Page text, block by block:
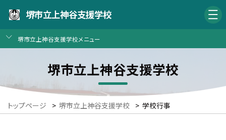
堺市立上神谷支援学校
堺市立上神谷支援学校メニュー
堺市立上神谷支援学校
トップページ > 堺市立上神谷支援学校 > 学校行事